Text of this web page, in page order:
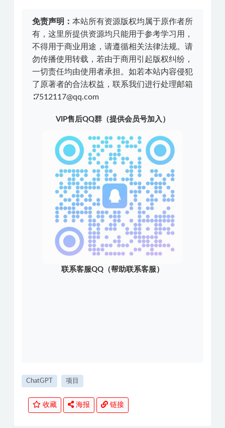
免责声明： 本站所有资源版权均属于原作者所
有，这里所提供资源均只能用于参考学习用，
不得用于商业用途，请遵循相关法律法规。请
勿传播使用转载，若由于商用引起版权纠纷，
一切责任均由使用者承担。如若本站内容侵犯
了原著者的合法权益，联系我们进行处理邮箱
∶7512117@qq.com
VIP售后QQ群（提供会员号加入）
联系客服QQ（帮助联系客服）